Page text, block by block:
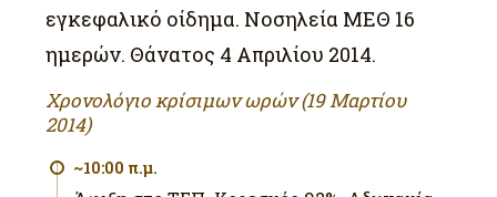
εγκεφαλικό οίδημα. Νοσηλεία ΜΕΘ 16
ημερών. Θάνατος 4 Απριλίου 2014.
Χρονολόγιο κρίσιμων ωρών (19 Μαρτίου
2014)
~10:00 π.μ.